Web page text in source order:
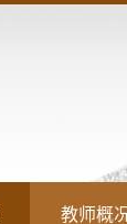
教师概